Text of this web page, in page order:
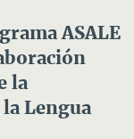
ASALE
la
Lengua